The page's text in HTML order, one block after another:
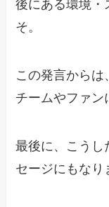
後にある環境・
そ。
この発言からは
チームやファン
最後に、こうし
セージにもなり